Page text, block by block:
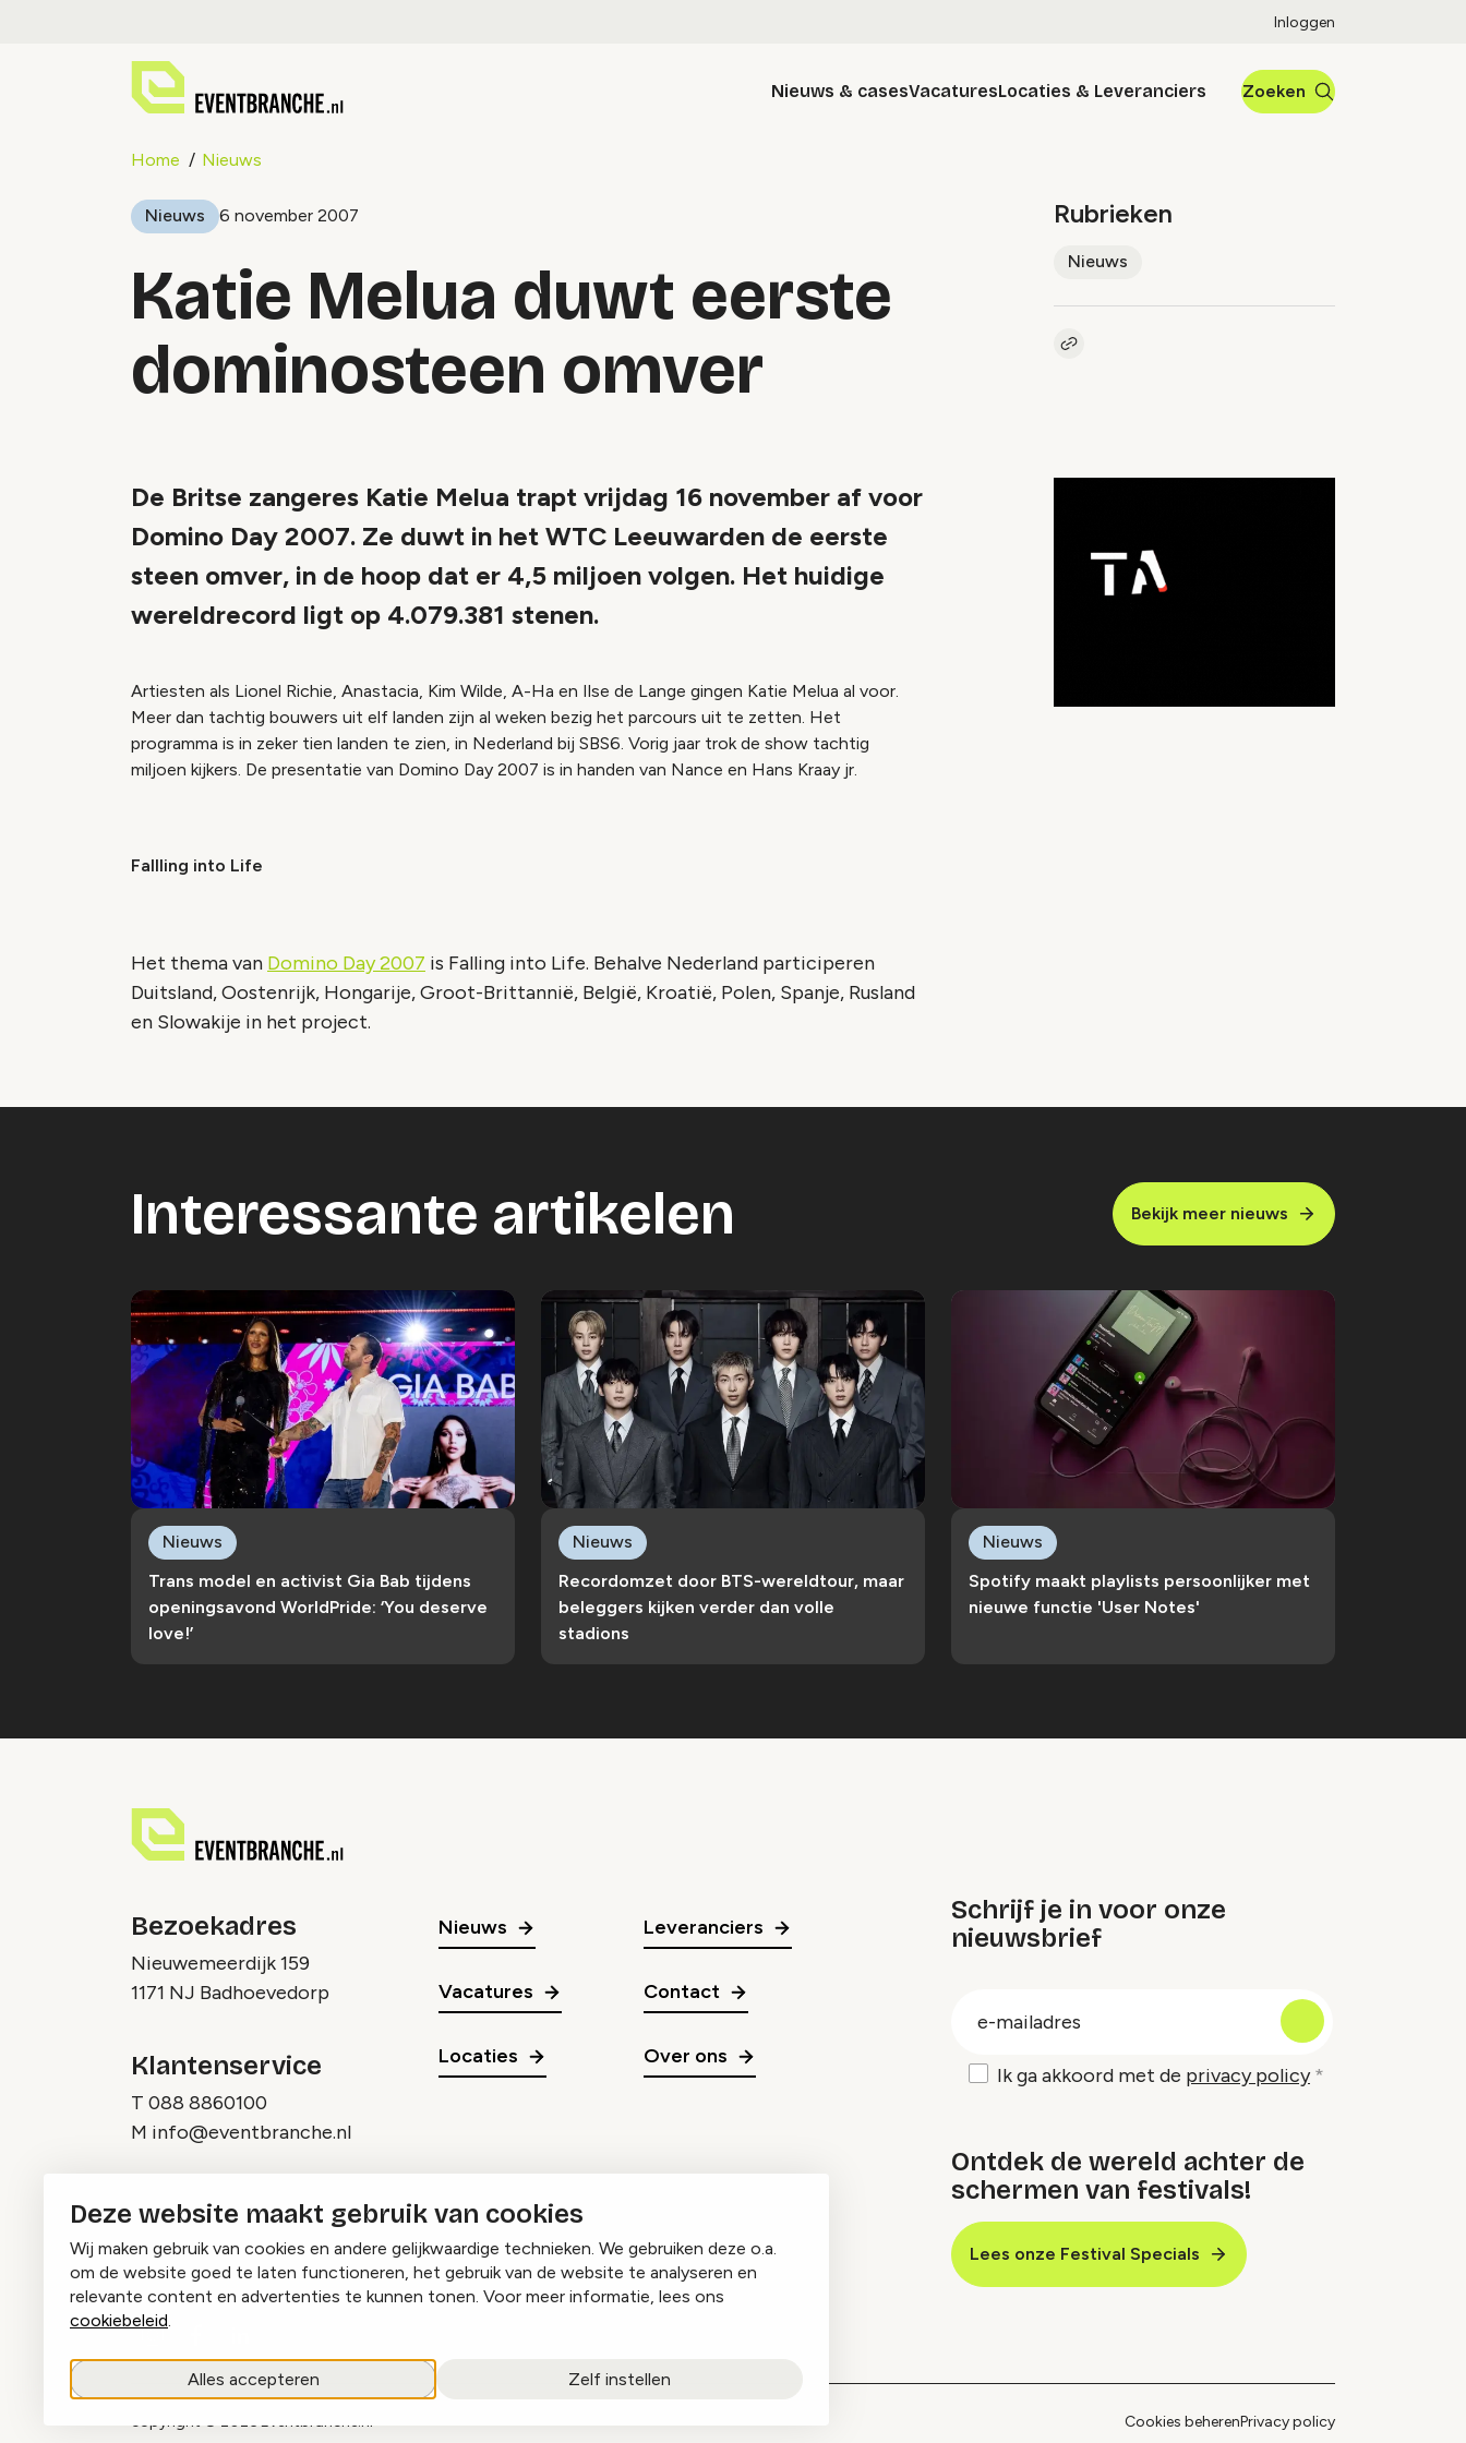
Deze website maakt gebruik van cookies
Wij maken gebruik van cookies en andere gelijkwaardige technieken. We gebruiken deze o.a.
om de website goed te laten functioneren, het gebruik van de website te analyseren en
relevante content en advertenties te kunnen tonen. Voor meer informatie, lees ons
cookiebeleid.
Alles accepteren Zelf instellen
Inloggen
Nieuws & casesVacaturesLocaties & Leveranciers Zoeken
Home Nieuws
Nieuws 6 november 2007
Katie Melua duwt eerste
dominosteen omver
Rubrieken
Nieuws
Kopieer link naar artikel
De Britse zangeres Katie Melua trapt vrijdag 16 november af voor
Domino Day 2007. Ze duwt in het WTC Leeuwarden de eerste
steen omver, in de hoop dat er 4,5 miljoen volgen. Het huidige
wereldrecord ligt op 4.079.381 stenen.
Artiesten als Lionel Richie, Anastacia, Kim Wilde, A-Ha en Ilse de Lange gingen Katie Melua al voor.
Meer dan tachtig bouwers uit elf landen zijn al weken bezig het parcours uit te zetten. Het
programma is in zeker tien landen te zien, in Nederland bij SBS6. Vorig jaar trok de show tachtig
miljoen kijkers. De presentatie van Domino Day 2007 is in handen van Nance en Hans Kraay jr.
Fallling into Life
Het thema van Domino Day 2007 is Falling into Life. Behalve Nederland participeren
Duitsland, Oostenrijk, Hongarije, Groot-Brittannië, België, Kroatië, Polen, Spanje, Rusland
en Slowakije in het project.
Interessante artikelen Bekijk meer nieuws
Trans model en activist Gia Bab tijdens
openingsavond WorldPride: ‘You deserve
love!’
Nieuws
Recordomzet door BTS-wereldtour, maar
beleggers kijken verder dan volle
stadions
Nieuws
Spotify maakt playlists persoonlijker met
nieuwe functie 'User Notes'
Nieuws
Bezoekadres
Nieuwemeerdijk 159
1171 NJ Badhoevedorp
Klantenservice
T 088 8860100
M info@eventbranche.nl
Nieuws
Vacatures
Locaties
Leveranciers
Contact
Over ons
Schrijf je in voor onze
nieuwsbrief
Ik ga akkoord met de privacy policy
Ontdek de wereld achter de
schermen van festivals!
Lees onze Festival Specials
Cookies beherenPrivacy policy
copyright © 2026 Eventbranche.nl